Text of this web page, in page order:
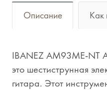
Описание Как
IBANEZ AM93ME-NT
это шестиструнная
гитара. Этот